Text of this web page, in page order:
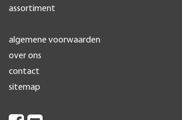
assortiment
algemene voorwaarden
over ons
contact
sitemap